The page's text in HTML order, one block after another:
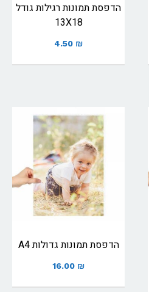
הדפסת תמונות רגילות גודל
13X18
4.50 ₪
הדפסת תמונות גדולות A4
16.00 ₪